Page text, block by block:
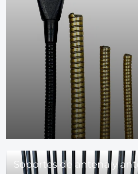
Soportes de antena y